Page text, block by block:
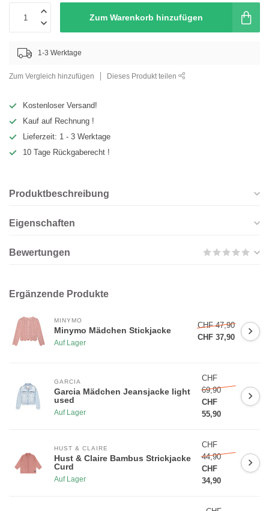
Zum Warenkorb hinzufügen
1-3 Werktage
Zum Vergleich hinzufügen Dieses Produkt teilen
Kostenloser Versand!
Kauf auf Rechnung !
Lieferzeit: 1 - 3 Werktage
10 Tage Rückgaberecht !
Produktbeschreibung
Eigenschaften
Bewertungen
Ergänzende Produkte
MINYMO
Minymo Mädchen Stickjacke
Auf Lager
CHF 47,90
CHF 37,90
GARCIA
Garcia Mädchen Jeansjacke light
used
Auf Lager
CHF
69,90
CHF
55,90
HUST & CLAIRE
Hust & Claire Bambus Strickjacke
Curd
Auf Lager
CHF
44,90
CHF
34,90